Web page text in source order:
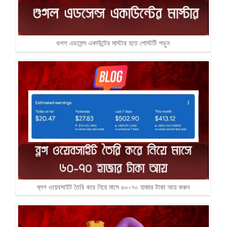
গুগল এডসেন্স একাউন্টের মাস্টার হতে পোস্টটি পড়ুন
ব্লগ ওয়েবসাইট তৈরি করে নিয়ে মাসে ৬০-৭০ হাজার টাকা আয় করুন